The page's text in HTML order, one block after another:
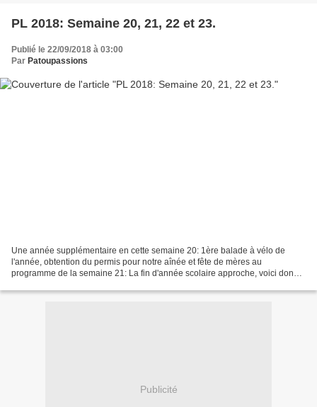
PL 2018: Semaine 20, 21, 22 et 23.
Publié le 22/09/2018 à 03:00
Par Patoupassions
Une année supplémentaire en cette semaine 20: 1ère balade à vélo de
l'année, obtention du permis pour notre aînée et fête de mères au
programme de la semaine 21: La fin d'année scolaire approche, voici donc
Publicité